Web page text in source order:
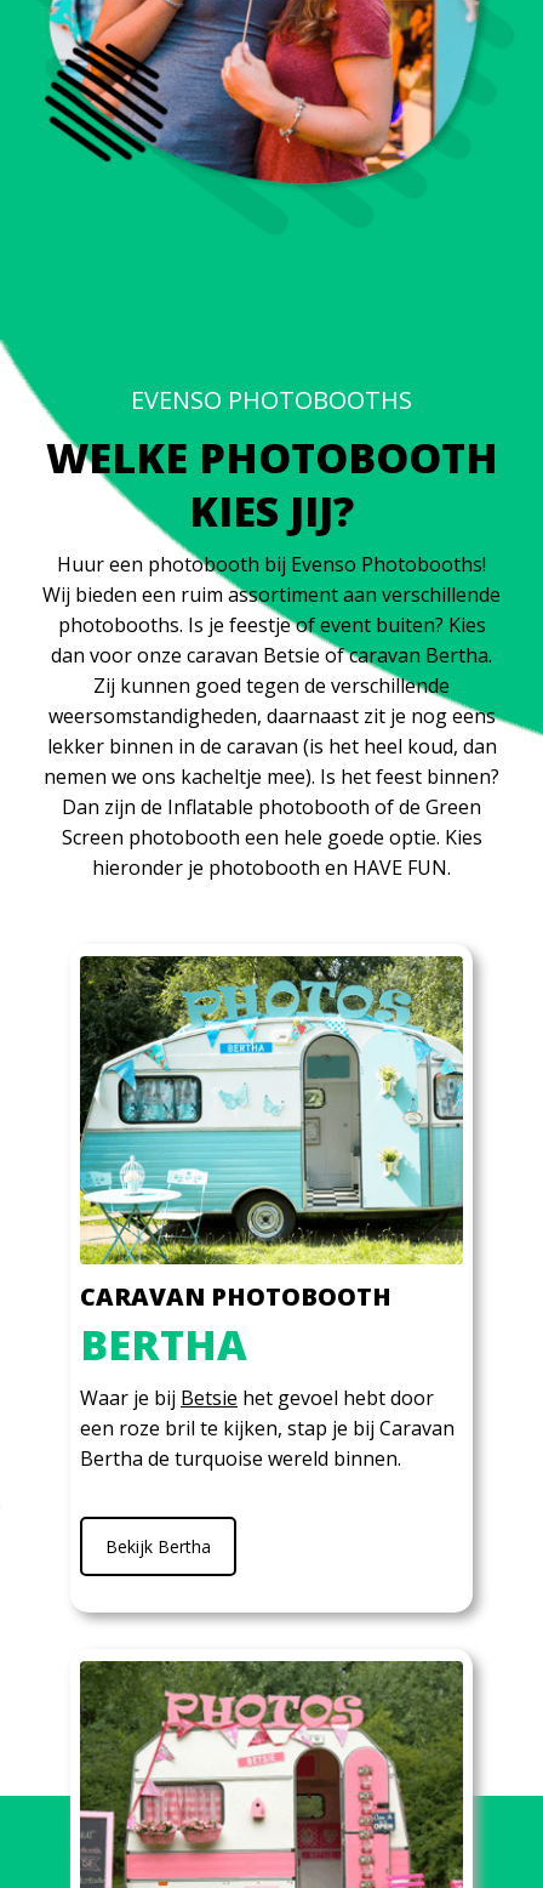
EVENSO PHOTOBOOTHS
WELKE PHOTOBOOTH
KIES JIJ?
Huur een photobooth bij Evenso Photobooths!
Wij bieden een ruim assortiment aan verschillende
photobooths. Is je feestje of event buiten? Kies
dan voor onze caravan Betsie of caravan Bertha.
Zij kunnen goed tegen de verschillende
weersomstandigheden, daarnaast zit je nog eens
lekker binnen in de caravan (is het heel koud, dan
nemen we ons kacheltje mee). Is het feest binnen?
Dan zijn de Inflatable photobooth of de Green
Screen photobooth een hele goede optie. Kies
hieronder je photobooth en HAVE FUN.
CARAVAN PHOTOBOOTH
BERTHA
Waar je bij Betsie het gevoel hebt door
een roze bril te kijken, stap je bij Caravan
Bertha de turquoise wereld binnen.
Bekijk Bertha